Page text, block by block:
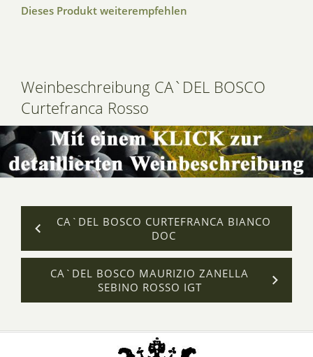
Dieses Produkt weiterempfehlen
Weinbeschreibung CA`DEL BOSCO
Curtefranca Rosso
CA`DEL BOSCO CURTEFRANCA BIANCO
DOC
CA`DEL BOSCO MAURIZIO ZANELLA
SEBINO ROSSO IGT